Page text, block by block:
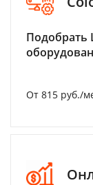
От 815 руб./